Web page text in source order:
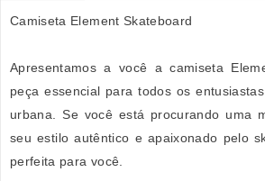
Camiseta Element Skateboard
Apresentamos a você a camiseta
peça essencial para todos os
urbana. Se você está procurando uma
seu estilo autêntico e apaixonado pelo
perfeita para você.